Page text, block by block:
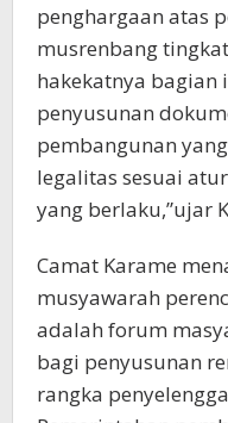
penghargaan atas
musrenbang
hakekatnya bagian
penyusunan
pembangunan
legalitas sesuai
yang berlaku,”ujar
Camat Karame
musyawarah
adalah forum
bagi penyusunan
rangka